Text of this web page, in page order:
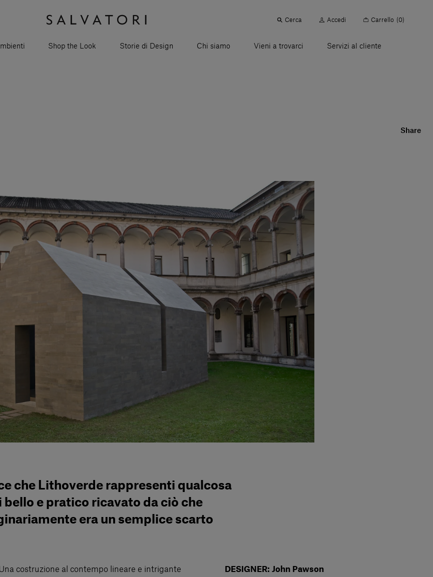
Cerca Accedi Carrello (0)
Shop the Look Storie di Design Chi siamo Vieni a trovarci Servizi al cliente
Share
che Lithoverde rappresenti qualcosa
bello e pratico ricavato da ciò che
era un semplice scarto
costruzione al contempo lineare e intrigante
DESIGNER: John Pawson